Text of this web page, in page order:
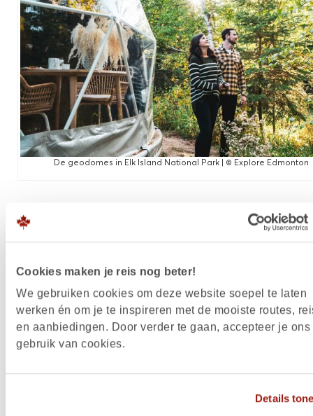
Cookies maken je reis nog beter!
We gebruiken cookies om deze website soepel te laten
werken én om je te inspireren met de mooiste routes,
en aanbiedingen. Door verder te gaan, accepteer je ons
gebruik van cookies.
Details
De geodomes in Elk Island National Park | © Explore Edmonton
REIZEN NAAR CANADA
want het reisadvies van de Nederlandse overheid
reizen naar Canada is groen. Daarbij zijn
Jasper ook nog verrassend goed bereikbaar.KLM
3 keer per week van Schiphol naar Edmonton
Jasper National Park. Enthousiast geworden? De